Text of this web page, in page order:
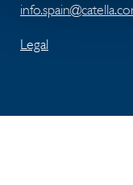
Legal